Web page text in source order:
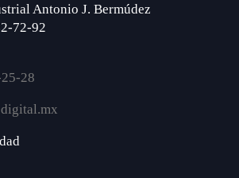
Antonio J. Bermúdez
72-92
28